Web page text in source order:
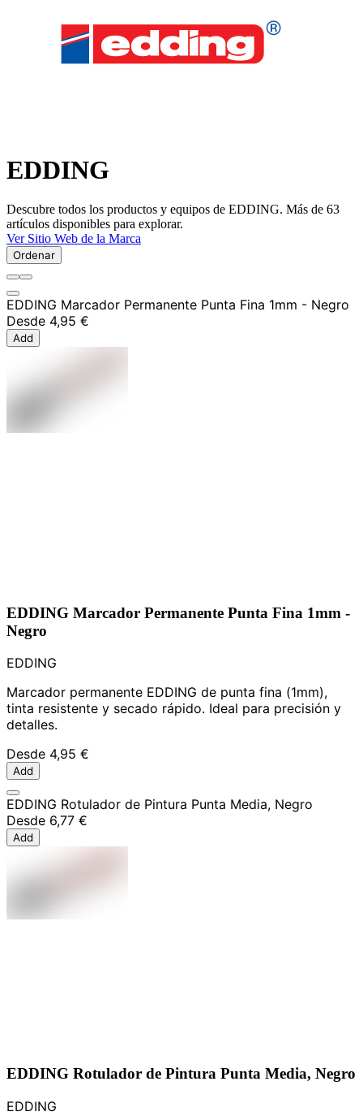
EDDING
Descubre todos los productos y equipos de EDDING. Más de 63
artículos disponibles para explorar.
Ver Sitio Web de la Marca
Ordenar
EDDING Marcador Permanente Punta Fina 1mm - Negro
Desde 4,95 €
Add
EDDING Marcador Permanente Punta Fina 1mm -
Negro
EDDING
Marcador permanente EDDING de punta fina (1mm),
tinta resistente y secado rápido. Ideal para precisión y
detalles.
Desde 4,95 €
Add
EDDING Rotulador de Pintura Punta Media, Negro
Desde 6,77 €
Add
EDDING Rotulador de Pintura Punta Media, Negro
EDDING